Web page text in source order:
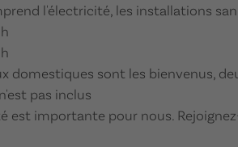
l'électricité, les installations
domestiques sont les bienvenus,
pas inclus
est importante pour nous.